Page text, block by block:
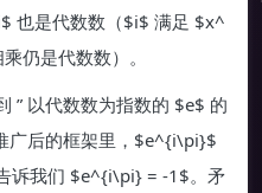
也是代数数（$i$ 满足 $x^
仍是代数数）。
” 以代数数为指数的 $e$ 的
广后的框架里，$e^{i\pi}$
诉我们 $e^{i\pi} = -1$。矛